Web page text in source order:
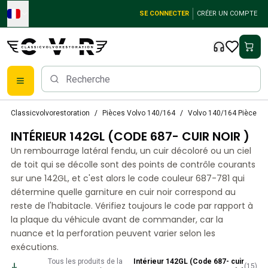
Skip to main content
SE CONNECTER CRÉER UN COMPTE
Pièces Volvo PV/Duett
Système de freinage Volvo PV/Duett
Volvo PV/Duett Fuel/Exhaust system
Volvo PV/Duett Équipement électrique
Volvo PV/Duett Suspension avant
Volvo PV/Duett Pièces intérieures
Volvo PV/Duett Pièces de carrosserie
Volvo PV/Duett Transmission/Suspension arrière
Système de refroidissement Volvo PV/Duett
Pièces pour moteurs Volvo PV/Duett
Classicvolvorestoration Pièces Volvo 140/164 Volvo 140/164 Pièces
INTÉRIEUR 142GL (CODE 687- CUIR NOIR )
Un rembourrage latéral fendu, un cuir décoloré ou un ciel
de toit qui se décolle sont des points de contrôle courants
sur une 142GL, et c'est alors le code couleur 687-781 qui
détermine quelle garniture en cuir noir correspond au
reste de l'habitacle. Vérifiez toujours le code par rapport à
la plaque du véhicule avant de commander, car la
nuance et la perforation peuvent varier selon les
exécutions.
Tous les produits de la
Intérieur 142GL (Code 687- cuir
(15)